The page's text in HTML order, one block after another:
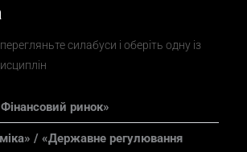
силабуси і оберіть одну із
ринок»
/ «Державне регулювання